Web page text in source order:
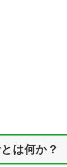
は何か？